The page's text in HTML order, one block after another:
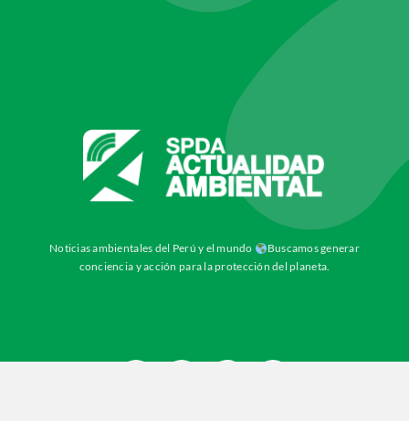
Noticias ambientales del Perú y el mundo
Buscamos generar
conciencia y acción para la protección del planeta.